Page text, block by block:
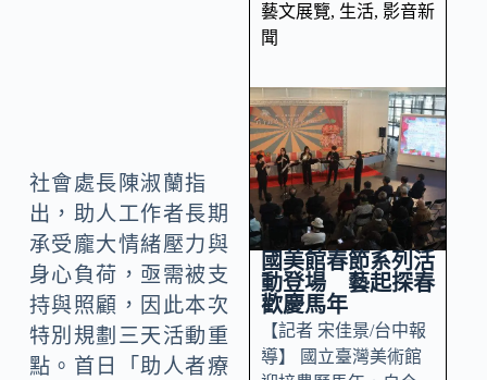
社會處長陳淑蘭指
出，助人工作者長期
承受龐大情緒壓力與
身心負荷，亟需被支
持與照顧，因此本次
特別規劃三天活動重
點。首日「助人者療
藝文展覽, 生活, 影音新
聞
國美館春節系列活
動登場 藝起探春
歡慶馬年
【記者 宋佳景/台中報
導】 國立臺灣美術館